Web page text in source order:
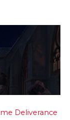
Deliverance